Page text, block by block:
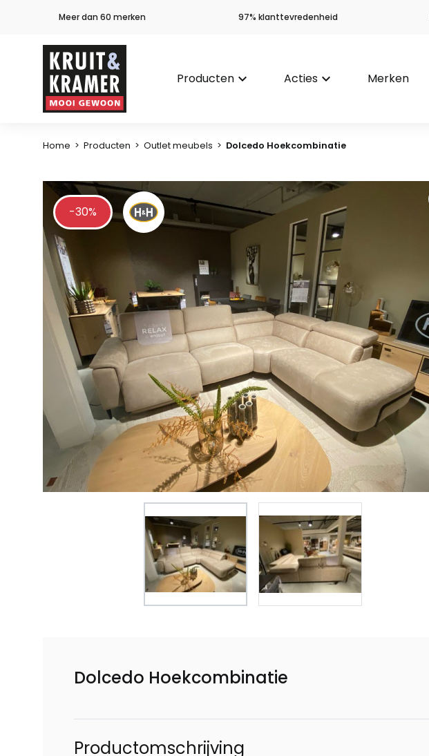
Meer dan 60 merken 97% klanttevredenheid
Producten keyboard_arrow_down Acties keyboard_arrow_down Merken
Home > Producten > Outlet meubels > Dolcedo Hoekcombinatie
-30%
Dolcedo Hoekcombinatie
Productomschrijving